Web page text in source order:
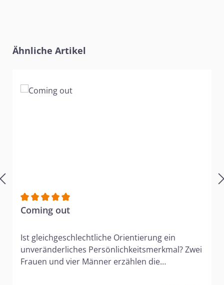
Produktgalerie überspringen
Ähnliche Artikel
Durchschnittliche Bewertung von 5 von 5 Sternen
Coming out
Ist gleichgeschlechtliche Orientierung ein
unveränderliches Persönlichkeitsmerkmal? Zwei
Frauen und vier Männer erzählen die